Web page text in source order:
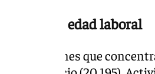
y en edad laboral
las secciones que